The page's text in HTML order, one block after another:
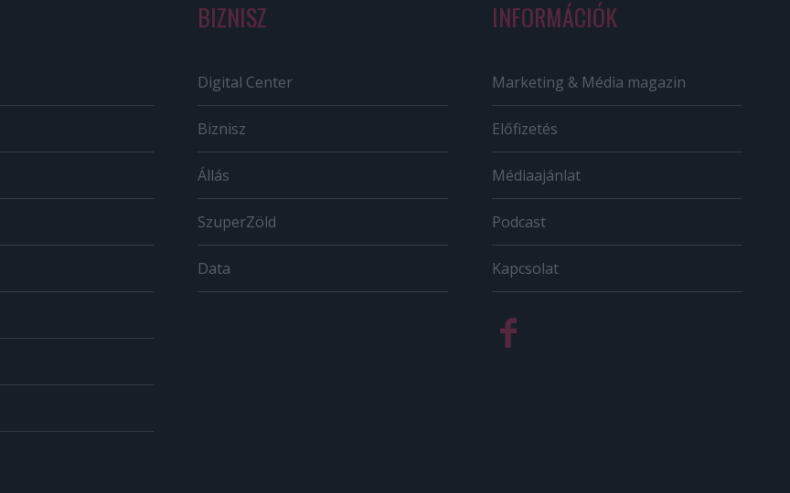
BIZNISZ
Digital Center
Biznisz
Állás
SzuperZöld
Data
INFORMÁCIÓK
Marketing & Média magazin
Előfizetés
Médiaajánlat
Podcast
Kapcsolat